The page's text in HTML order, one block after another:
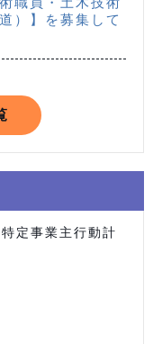
）】を募集して
定事業主行動計